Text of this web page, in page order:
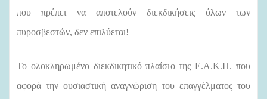
που πρέπει να αποτελούν διεκδικήσεις όλων των
πυροσβεστών, δεν επιλύεται!
Το ολοκληρωμένο διεκδικητικό πλαίσιο της Ε.Α.Κ.Π. που
αφορά την ουσιαστική αναγνώριση του επαγγέλματος του